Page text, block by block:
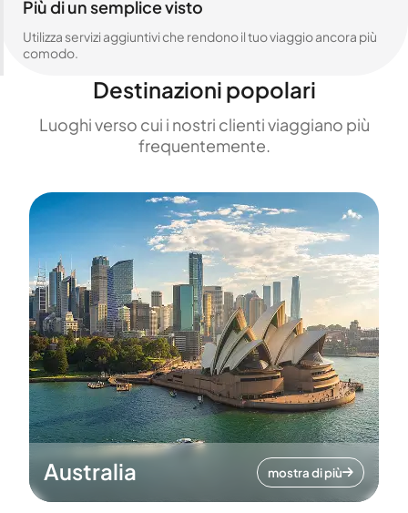
Più di un semplice visto
Utilizza servizi aggiuntivi che rendono il tuo viaggio ancora più
comodo.
Destinazioni popolari
Luoghi verso cui i nostri clienti viaggiano più
frequentemente.
Australia mostra di più